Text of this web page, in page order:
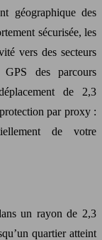
géographique des
sécurisée, les
vers des secteurs
des parcours
de 2,3
par proxy :
de votre
un rayon de 2,3
quartier atteint